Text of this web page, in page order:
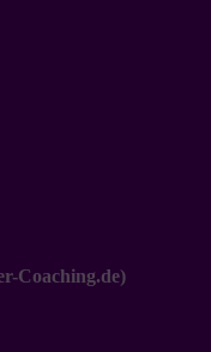
Coaching.de)